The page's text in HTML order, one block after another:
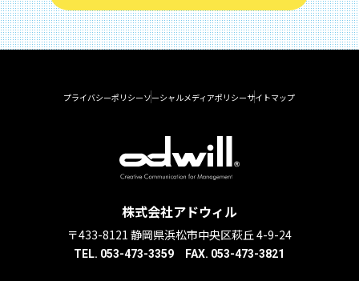
プライバシーポリシーソーシャルメディアポリシーサイトマップ
株式会社アドウィル
〒433-8121 静岡県浜松市中央区萩丘 4-9-24
TEL. 053-473-3359 FAX. 053-473-3821